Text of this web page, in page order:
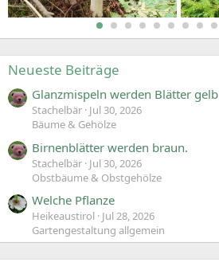
Neueste Beiträge
Glanzmispeln werden Blätter gelb
Stachelbär Jul 30, 2026
Bäume & Gehölze
Birnenblätter werden braun.
Stachelbär Jul 30, 2026
Obstbäume & Obstgehölze
Welche Pflanze
Heikeaustirol
Jul 28, 2026
Gartengestaltung allgemein